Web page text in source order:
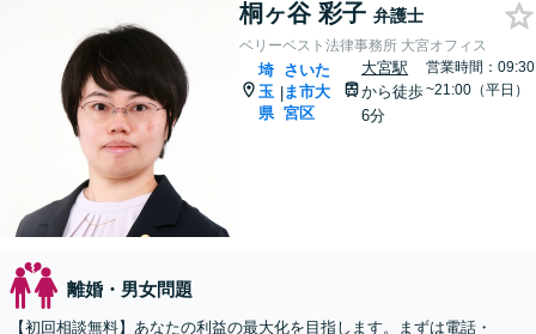
桐ヶ谷 彩子 弁護士
ベリーベスト法律事務所 大宮オフィス
埼
玉
県
|
さいた
ま市大
宮区
大宮駅
から徒歩
6分
営業時間：09:30
~21:00（平日）
離婚・男女問題
【初回相談無料】あなたの利益の最大化を目指します。まずは電話・